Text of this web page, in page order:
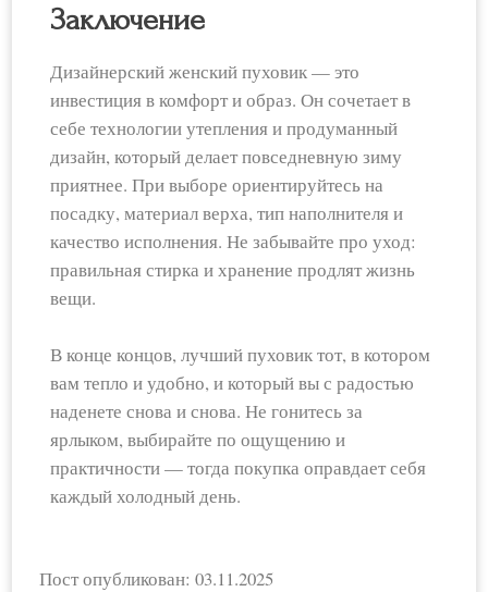
Заключение
Дизайнерский женский пуховик — это
инвестиция в комфорт и образ. Он сочетает в
себе технологии утепления и продуманный
дизайн, который делает повседневную зиму
приятнее. При выборе ориентируйтесь на
посадку, материал верха, тип наполнителя и
качество исполнения. Не забывайте про уход:
правильная стирка и хранение продлят жизнь
вещи.
В конце концов, лучший пуховик тот, в котором
вам тепло и удобно, и который вы с радостью
наденете снова и снова. Не гонитесь за
ярлыком, выбирайте по ощущению и
практичности — тогда покупка оправдает себя
каждый холодный день.
Пост опубликован: 03.11.2025